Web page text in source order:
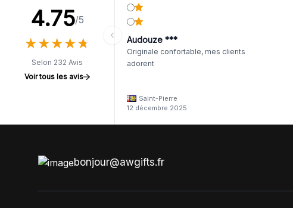
4.75/5
★★★★★
★★★★★
Selon 232 Avis
Voir tous les avis
Audouze ***
Originale confortable, mes clients
adorent
Saint-Pierre
12 décembre 2025
bonjour@awgifts.fr